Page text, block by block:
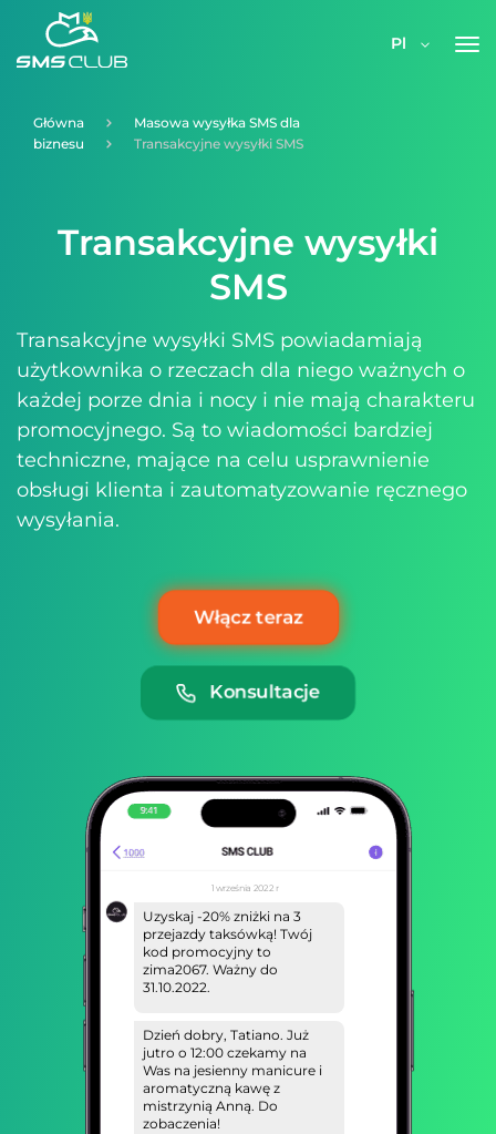
Pl
Główna
Masowa wysyłka SMS dla
biznesu
Transakcyjne wysyłki SMS
Transakcyjne wysyłki
SMS
Transakcyjne wysyłki SMS powiadamiają
użytkownika o rzeczach dla niego ważnych o
każdej porze dnia i nocy i nie mają charakteru
promocyjnego. Są to wiadomości bardziej
techniczne, mające na celu usprawnienie
obsługi klienta i zautomatyzowanie ręcznego
wysyłania.
Włącz teraz
Konsultacje
1 września 2022 r
Uzyskaj -20% zniżki na 3
przejazdy taksówką! Twój
kod promocyjny to
zima2067. Ważny do
31.10.2022.
Dzień dobry, Tatiano. Już
jutro o 12:00 czekamy na
Was na jesienny manicure i
aromatyczną kawę z
mistrzynią Anną. Do
zobaczenia!